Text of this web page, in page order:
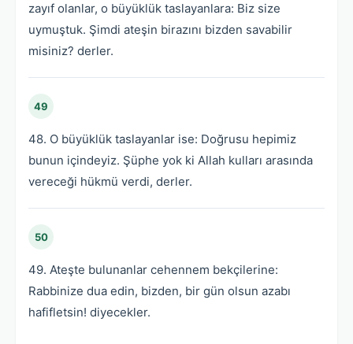
zayıf olanlar, o büyüklük taslayanlara: Biz size
uymuştuk. Şimdi ateşin birazını bizden savabilir
misiniz? derler.
49
48. O büyüklük taslayanlar ise: Doğrusu hepimiz
bunun içindeyiz. Şüphe yok ki Allah kulları arasında
vereceği hükmü verdi, derler.
50
49. Ateşte bulunanlar cehennem bekçilerine:
Rabbinize dua edin, bizden, bir gün olsun azabı
hafifletsin! diyecekler.